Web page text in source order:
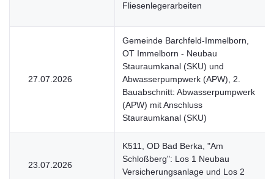
Fliesenlegerarbeiten
27.07.2026
Gemeinde Barchfeld-Immelborn,
OT Immelborn - Neubau
Stauraumkanal (SKU) und
Abwasserpumpwerk (APW), 2.
Bauabschnitt: Abwasserpumpwerk
(APW) mit Anschluss
Stauraumkanal (SKU)
23.07.2026
K511, OD Bad Berka, "Am
Schloßberg": Los 1 Neubau
Versicherungsanlage und Los 2